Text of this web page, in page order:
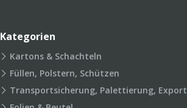
Kategorien
Kartons & Schachteln
Füllen, Polstern, Schützen
Transportsicherung, Palettierung, Export